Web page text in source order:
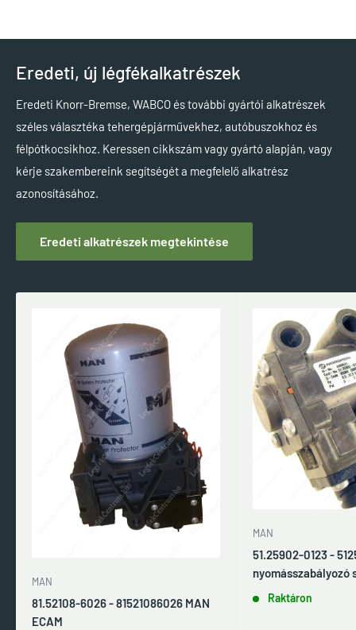
Eredeti, új légfékalkatrészek
Eredeti Knorr-Bremse, WABCO és további gyártói alkatrészek
széles választéka tehergépjárművekhez, autóbuszokhoz és
félpótkocsikhoz. Keressen cikkszám vagy gyártó alapján, vagy
kérje szakembereink segítségét a megfelelő alkatrész
azonosításához.
Eredeti alkatrészek megtekintése
MAN
81.52108-6026 - 81521086026 MAN
ECAM
MAN
51.25902-0123 -
nyomásszabályozó
Raktáron